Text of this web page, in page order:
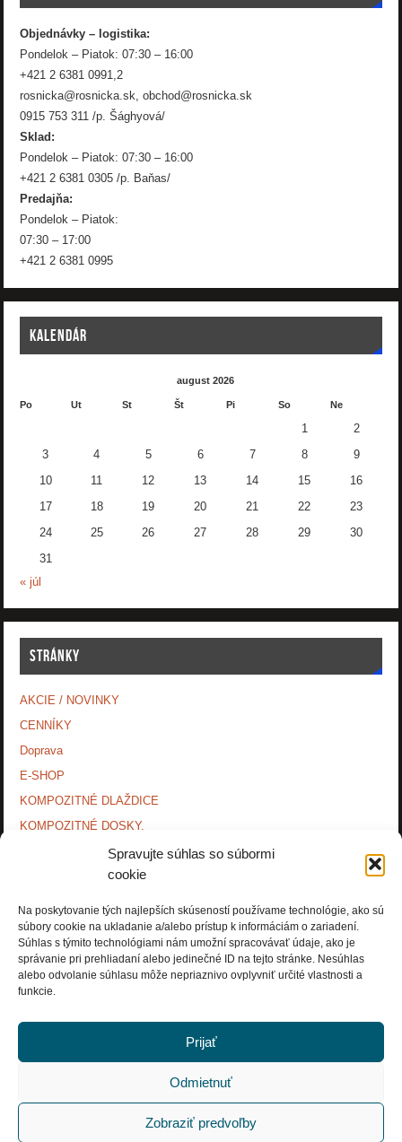
Spravujte súhlas so súbormi
cookie
Na poskytovanie tých najlepších skúseností používame technológie, ako sú
súbory cookie na ukladanie a/alebo prístup k informáciám o zariadení.
Súhlas s týmito technológiami nám umožní spracovávať údaje, ako je
správanie pri prehliadaní alebo jedinečné ID na tejto stránke. Nesúhlas
alebo odvolanie súhlasu môže nepriaznivo ovplyvniť určité vlastnosti a
funkcie.
Prijať
Odmietnuť
Zobraziť predvoľby
Objednávky – logistika:
Pondelok – Piatok: 07:30 – 16:00
+421 2 6381 0991,2
rosnicka@rosnicka.sk, obchod@rosnicka.sk
0915 753 311 /p. Šághyová/
Sklad:
Pondelok – Piatok: 07:30 – 16:00
+421 2 6381 0305 /p. Baňas/
Predajňa:
Pondelok – Piatok:
07:30 – 17:00
+421 2 6381 0995
KALENDÁR
august 2026
Po Ut St Št Pi So Ne
1 2
3 4 5 6 7 8 9
10 11 12 13 14 15 16
17 18 19 20 21 22 23
24 25 26 27 28 29 30
31
« júl
STRÁNKY
AKCIE / NOVINKY
CENNÍKY
Doprava
E-SHOP
KOMPOZITNÉ DLAŽDICE
KOMPOZITNÉ DOSKY.
MONTÁŽNE NÁVODY
OCHRANA OSOBNÝCH ÚDAJOV
PRÍSLUŠENSTVO.
Zásady používania súborov cookie (EÚ)
Copyright © Rosnička Slovakia, a.s. 2018. All Rights Reserved.
POWERED BYPARABOLA&WORDPRESS.